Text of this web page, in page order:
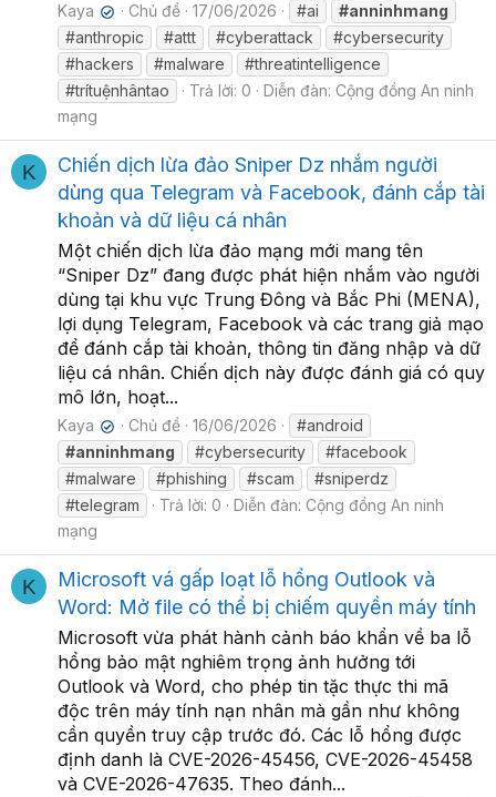
Kaya ✔ Chủ đề 17/06/2026 #ai
#anninhmang
#anthropic
#attt #cyberattack
#cybersecurity
#hackers
#malware
#threatintelligence
#trítuệnhântao
Trả lời: 0 Diễn đàn: Cộng đồng An ninh
mạng
K
Chiến dịch lừa đảo Sniper Dz nhắm người
dùng qua Telegram và Facebook, đánh cắp tài
khoản và dữ liệu cá nhân
Một chiến dịch lừa đảo mạng mới mang tên
“Sniper Dz” đang được phát hiện nhắm vào người
dùng tại khu vực Trung Đông và Bắc Phi (MENA),
lợi dụng Telegram, Facebook và các trang giả mạo
để đánh cắp tài khoản, thông tin đăng nhập và dữ
liệu cá nhân. Chiến dịch này được đánh giá có quy
mô lớn, hoạt...
Kaya ✔ Chủ đề 16/06/2026
#android
#anninhmang
#cybersecurity
#facebook
#malware
#phishing #scam
#sniperdz
#telegram
Trả lời: 0 Diễn đàn: Cộng đồng An ninh
mạng
K
Microsoft vá gấp loạt lỗ hổng Outlook và
Word: Mở file có thể bị chiếm quyền máy tính
Microsoft vừa phát hành cảnh báo khẩn về ba lỗ
hổng bảo mật nghiêm trọng ảnh hưởng tới
Outlook và Word, cho phép tin tặc thực thi mã
độc trên máy tính nạn nhân mà gần như không
cần quyền truy cập trước đó. Các lỗ hổng được
định danh là CVE-2026-45456, CVE-2026-45458
và CVE-2026-47635. Theo đánh...